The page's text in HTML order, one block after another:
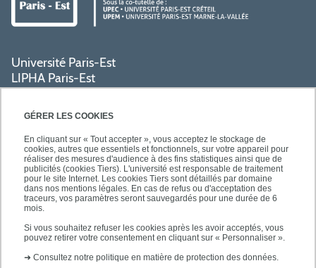
GÉRER LES COOKIES
En cliquant sur « Tout accepter », vous acceptez le stockage de
cookies, autres que essentiels et fonctionnels, sur votre appareil pour
réaliser des mesures d'audience à des fins statistiques ainsi que de
publicités (cookies Tiers). L'université est responsable de traitement
pour le site Internet. Les cookies Tiers sont détaillés par domaine
dans nos mentions légales. En cas de refus ou d'acceptation des
traceurs, vos paramètres seront sauvegardés pour une durée de 6
mois.
Si vous souhaitez refuser les cookies après les avoir acceptés, vous
pouvez retirer votre consentement en cliquant sur « Personnaliser ».
➜ Consultez notre politique en matière de protection des données.
Université Paris-Est
LIPHA Paris-Est
Campus Centre de Créteil
61, avenue du Général de Gaulle
PRATIQUE
ACCÈS RAPIDES